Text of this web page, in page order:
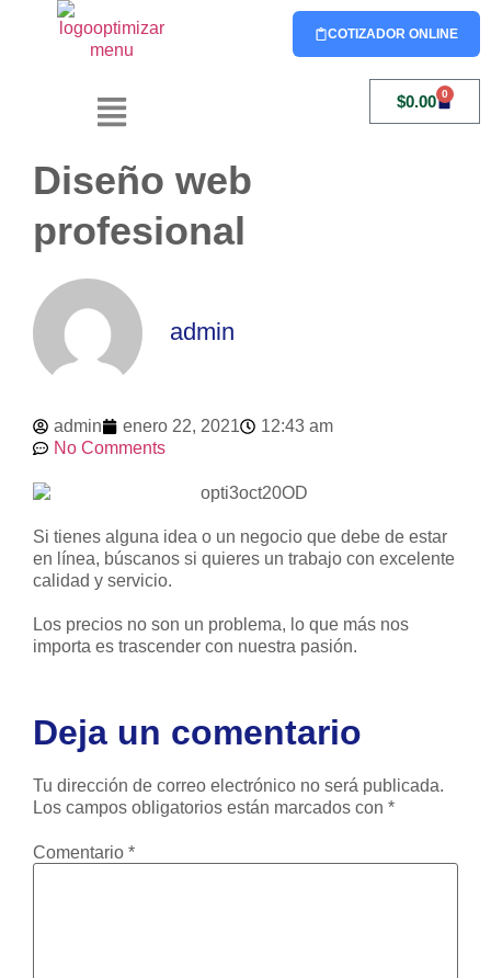
COTIZADOR ONLINE
$0.00 0
Diseño web
profesional
admin
admin enero 22, 2021
12:43 am
No Comments
Si tienes alguna idea o un negocio que debe de estar
en línea, búscanos si quieres un trabajo con excelente
calidad y servicio.
Los precios no son un problema, lo que más nos
importa es trascender con nuestra pasión.
Deja un comentario
Tu dirección de correo electrónico no será publicada.
Los campos obligatorios están marcados con *
Comentario *